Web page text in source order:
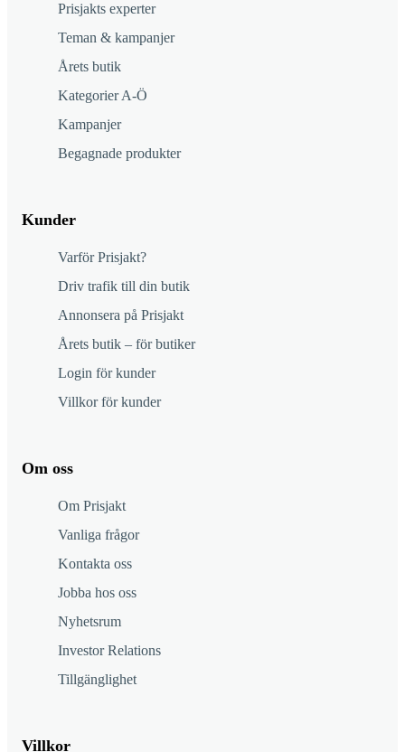
Prisjakts experter
Teman & kampanjer
Årets butik
Kategorier A-Ö
Kampanjer
Begagnade produkter
Kunder
Varför Prisjakt?
Driv trafik till din butik
Annonsera på Prisjakt
Årets butik – för butiker
Login för kunder
Villkor för kunder
Om oss
Om Prisjakt
Vanliga frågor
Kontakta oss
Jobba hos oss
Nyhetsrum
Investor Relations
Tillgänglighet
Villkor